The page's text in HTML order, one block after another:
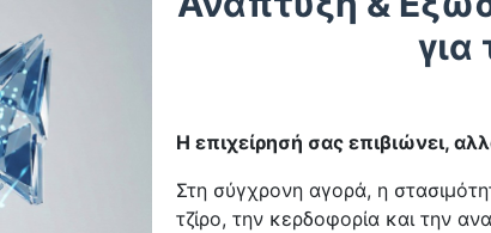
για
Η επιχείρησή σας επιβιώνει,
Στη σύγχρονη αγορά, η
τζίρο, την κερδοφορία και την